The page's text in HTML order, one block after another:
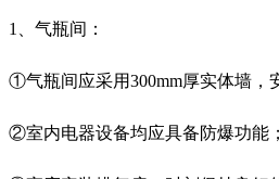
1、气瓶间：
①气瓶间应采用300mm厚实体墙，
②室内电器设备均应具备防爆功能；